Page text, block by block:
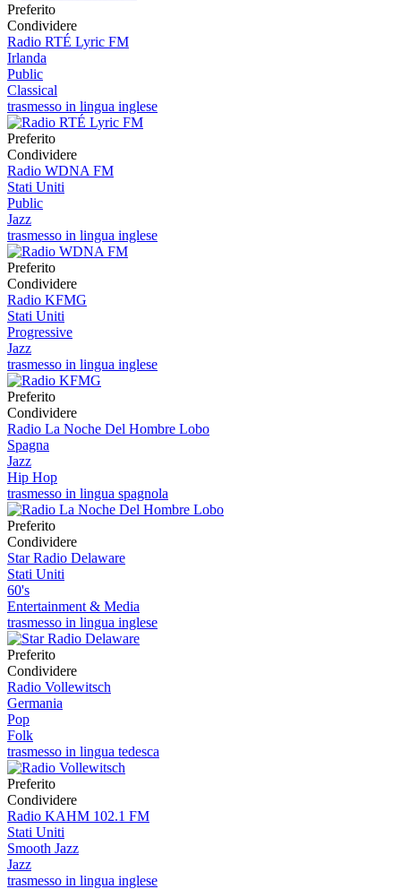
Preferito
Condividere
Radio RTÉ Lyric FM
Irlanda
Public
Classical
trasmesso in lingua inglese
Preferito
Condividere
Radio WDNA FM
Stati Uniti
Public
Jazz
trasmesso in lingua inglese
Preferito
Condividere
Radio KFMG
Stati Uniti
Progressive
Jazz
trasmesso in lingua inglese
Preferito
Condividere
Radio La Noche Del Hombre Lobo
Spagna
Jazz
Hip Hop
trasmesso in lingua spagnola
Preferito
Condividere
Star Radio Delaware
Stati Uniti
60's
Entertainment & Media
trasmesso in lingua inglese
Preferito
Condividere
Radio Vollewitsch
Germania
Pop
Folk
trasmesso in lingua tedesca
Preferito
Condividere
Radio KAHM 102.1 FM
Stati Uniti
Smooth Jazz
Jazz
trasmesso in lingua inglese